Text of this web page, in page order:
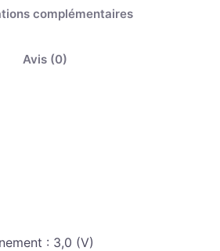
complémentaires
Avis (0)
: 3,0 (V)